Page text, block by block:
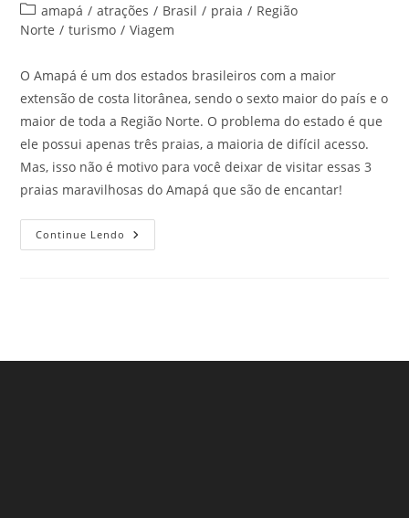
do
post:
publicado:
Categoria
do
amapá / atrações / Brasil / praia / Região
Norte / turismo / Viagem
O Amapá é um dos estados brasileiros com a maior
extensão de costa litorânea, sendo o sexto maior do país e o
maior de toda a Região Norte. O problema do estado é que
ele possui apenas três praias, a maioria de difícil acesso.
Mas, isso não é motivo para você deixar de visitar essas 3
praias maravilhosas do Amapá que são de encantar!
Continue Lendo
Praias